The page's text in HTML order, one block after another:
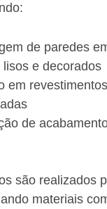
de paredes
lisos e decorados
em
de
são realizados
materiais